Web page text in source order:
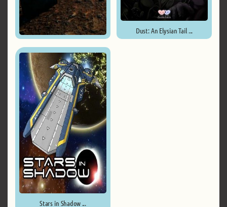
Dust: An Elysian Tail ...
Stars in Shadow ...